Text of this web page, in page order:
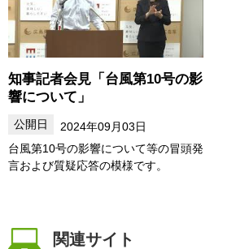
知事記者会見「台風第10号の影
響について」
2024年09月03日
台風第10号の影響について等の冒頭発
言および質疑応答の模様です。
関連サイト